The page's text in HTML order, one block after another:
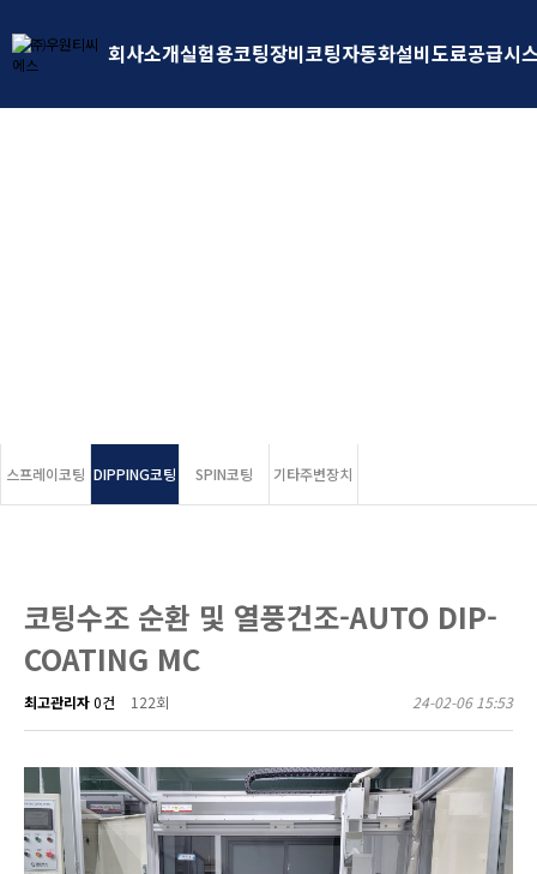
회사소개실험용코팅장비코팅자동화설비도료공급시
스프레이코팅 DIPPING코팅 SPIN코팅 기타주변장치
코팅수조 순환 및 열풍건조-AUTO DIP-
COATING MC
최고관리자0건 122회 24-02-06 15:53